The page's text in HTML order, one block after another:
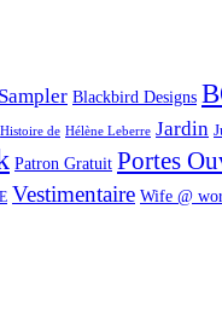
Blackbird Designs
Histoire de Hélène Leberre Jardin
Patron Gratuit Portes
Vestimentaire Wife @